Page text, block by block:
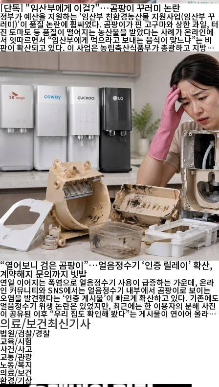
[단독] "임산부에게 이걸?"…곰팡이 꾸러미 논란
정부가 예산을 지원하는 '임산부 친환경농산물 지원사업(임산부 꾸
러미)'이 품질 논란에 휩싸였다. 곰팡이가 핀 고구마와 상한 과일, 터
진 토마토 등 품질이 떨어지는 농산물을 받았다는 사례가 온라인에
서 잇따르면서 “임산부에게 먹으라고 보내는 음식이 맞느냐”는 비
판이 확산되고 있다. 이 사업은 농림축산식품부가 총괄하고 지방자
치단체가 시행하는 공공 지원사업이다. 임산부는 상품 가격의 20%
를 부담하고 나머지 80%는 국비와 지방비로 지원받는다. 건강한 먹
거리 제공과 친환경농...
“열어보니 검은 곰팡이”…얼음정수기 ‘인증 릴레이’ 확산,
계약해지 문의까지 빗발
연일 이어지는 폭염으로 얼음정수기 사용이 급증하는 가운데, 온라
인 커뮤니티와 SNS에서는 얼음정수기 내부에서 곰팡이로 보이는
오염을 발견했다는 ‘인증 게시물’이 빠르게 확산하고 있다. 기존에도
얼음정수기 위생 논란은 있었지만, 최근에는 한 이용자의 분해 사진
이 공유된 이후 “우리 집도 확인해 봤다”는 게시물이 연이어 올라오
며 소비자들의 불안이 커지고 있다. 온라인 커뮤니티에는 “우리 집
도 곰팡이가 있었다”, “오늘 당장 고객센터에 전화해 해지하려 한
다”, ...
의료/보건최신기사
법원/검찰/경찰
교육/시험
사건/사고
교통/관광
노동/복지
의료/보건
환경/기상